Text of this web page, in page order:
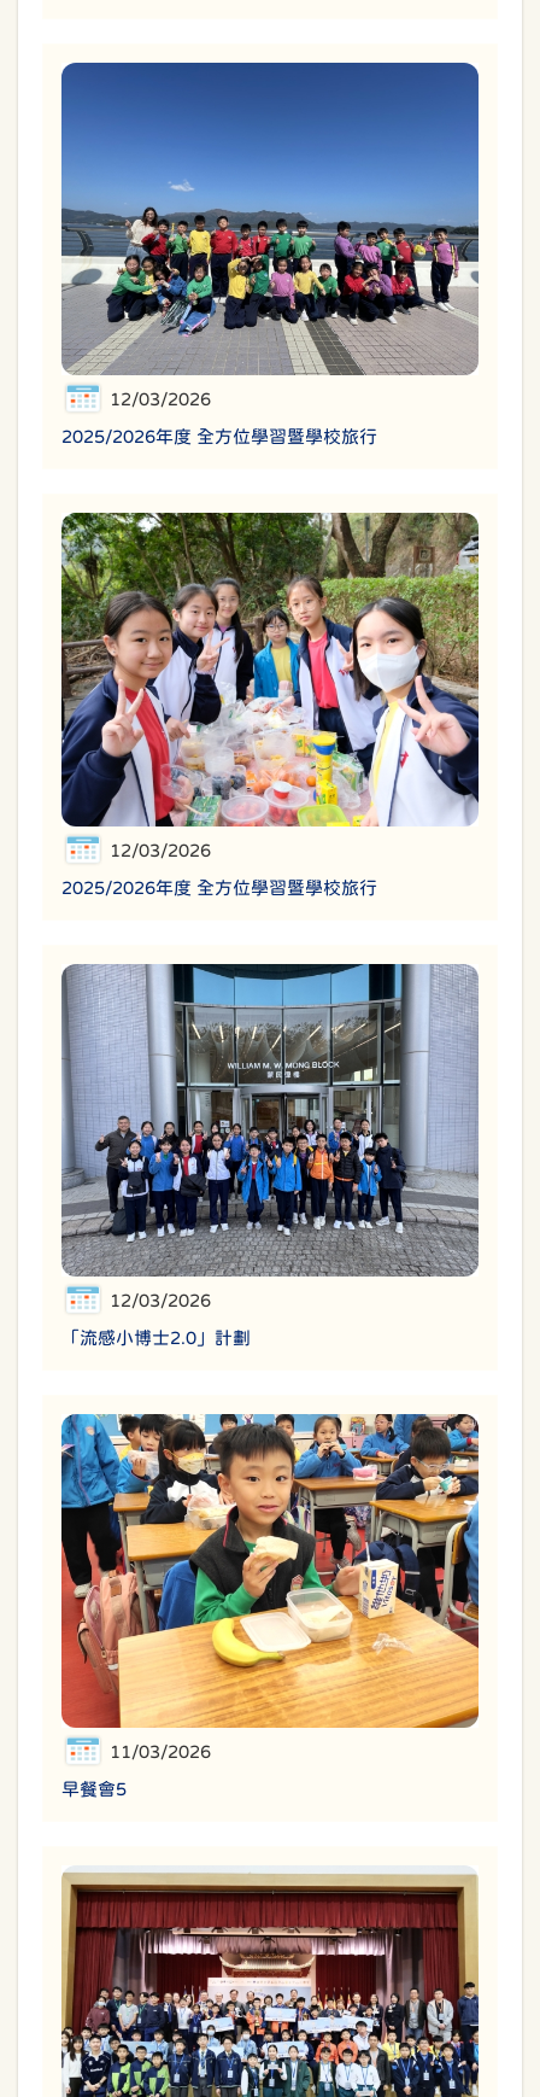
12/03/2026
2025/2026年度 全方位學習暨學校旅行
12/03/2026
2025/2026年度 全方位學習暨學校旅行
12/03/2026
「流感小博士2.0」計劃
11/03/2026
早餐會5